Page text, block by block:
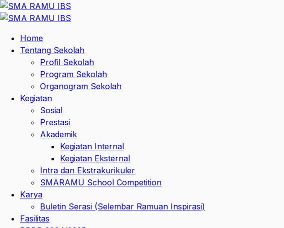
Home
Tentang Sekolah
Profil Sekolah
Program Sekolah
Organogram Sekolah
Kegiatan
Sosial
Prestasi
Akademik
Kegiatan Internal
Kegiatan Eksternal
Intra dan Ekstrakurikuler
SMARAMU School Competition
Karya
Buletin Serasi (Selembar Ramuan Inspirasi)
Fasilitas